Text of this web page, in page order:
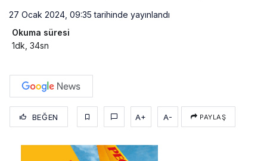
27 Ocak 2024, 09:35 tarihinde yayınlandı
Okuma süresi
1dk, 34sn
BEĞEN A+ A- PAYLAŞ